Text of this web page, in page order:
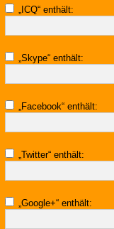
„ICQ“ enthält:
„Skype“ enthält:
„Facebook“ enthält:
„Twitter“ enthält:
„Google+“ enthält: